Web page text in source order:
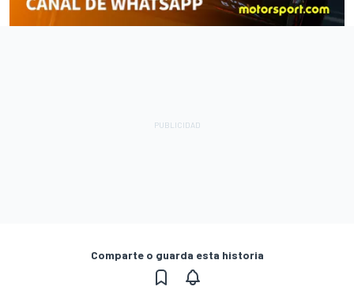
Comparte o guarda esta historia